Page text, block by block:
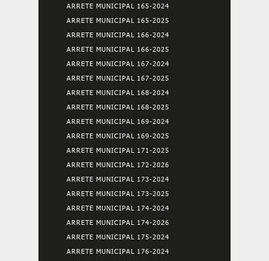
ARRETE MUNICIPAL 165-2024
ARRETE MUNICIPAL 165-2025
ARRETE MUNICIPAL 166-2024
ARRETE MUNICIPAL 166-2025
ARRETE MUNICIPAL 167-2024
ARRETE MUNICIPAL 167-2025
ARRETE MUNICIPAL 168-2024
ARRETE MUNICIPAL 168-2025
ARRETE MUNICIPAL 169-2024
ARRETE MUNICIPAL 169-2025
ARRETE MUNICIPAL 171-2025
ARRETE MUNICIPAL 172-2026
ARRETE MUNICIPAL 173-2024
ARRETE MUNICIPAL 173-2025
ARRETE MUNICIPAL 174-2024
ARRETE MUNICIPAL 174-2026
ARRETE MUNICIPAL 175-2024
ARRETE MUNICIPAL 176-2024